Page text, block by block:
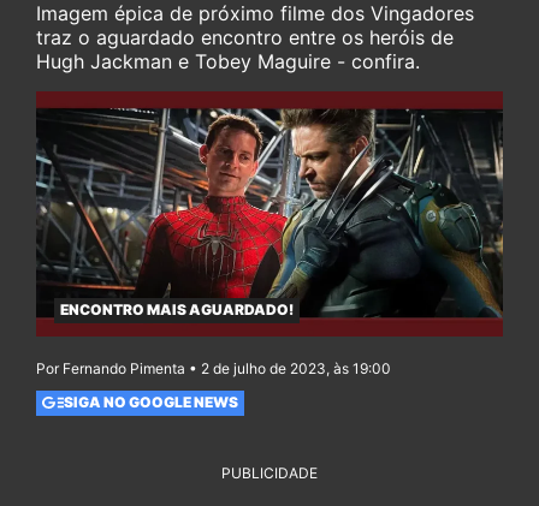
Imagem épica de próximo filme dos Vingadores
traz o aguardado encontro entre os heróis de
Hugh Jackman e Tobey Maguire - confira.
ENCONTRO MAIS AGUARDADO!
Por Fernando Pimenta • 2 de julho de 2023, às 19:00
SIGA NO GOOGLE NEWS
PUBLICIDADE